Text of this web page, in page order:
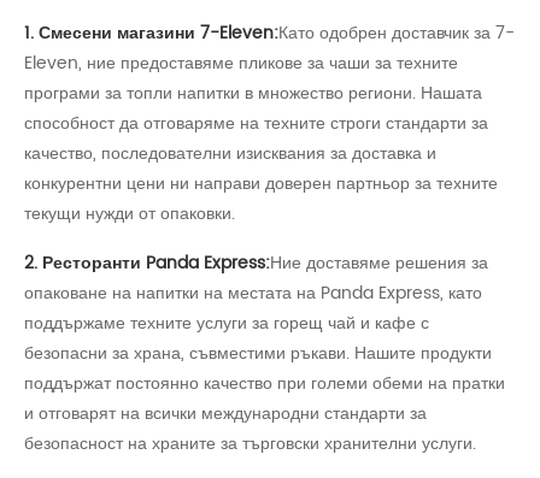
1. Смесени магазини 7-Eleven:Като одобрен доставчик за 7-
Eleven, ние предоставяме пликове за чаши за техните
програми за топли напитки в множество региони. Нашата
способност да отговаряме на техните строги стандарти за
качество, последователни изисквания за доставка и
конкурентни цени ни направи доверен партньор за техните
текущи нужди от опаковки.
2. Ресторанти Panda Express:Ние доставяме решения за
опаковане на напитки на местата на Panda Express, като
поддържаме техните услуги за горещ чай и кафе с
безопасни за храна, съвместими ръкави. Нашите продукти
поддържат постоянно качество при големи обеми на пратки
и отговарят на всички международни стандарти за
безопасност на храните за търговски хранителни услуги.